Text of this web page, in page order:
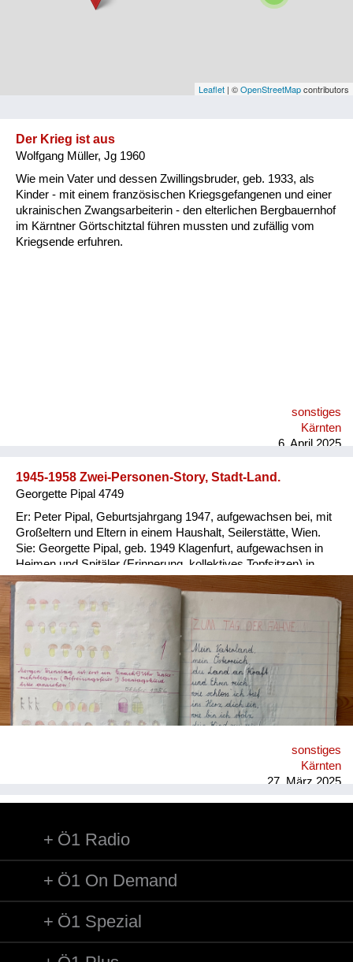
Vorarlberg
Kategorie
Besatzungsmächte
Frauen, Mütter, Kinder
Wohnen
Leaflet | ©OpenStreetMapcontributors
Der Krieg ist aus
Wolfgang Müller, Jg 1960
Wie mein Vater und dessen Zwillingsbruder, geb. 1933, als
Kinder - mit einem französischen Kriegsgefangenen und einer
ukrainischen Zwangsarbeiterin - den elterlichen Bergbauernhof
im Kärntner Görtschitztal führen mussten und zufällig vom
Kriegsende erfuhren.
sonstiges
Kärnten
6. April 2025
1945-1958 Zwei-Personen-Story, Stadt-Land.
Georgette Pipal 4749
Er: Peter Pipal, Geburtsjahrgang 1947, aufgewachsen bei, mit
Großeltern und Eltern in einem Haushalt, Seilerstätte, Wien.
Sie: Georgette Pipal, geb. 1949 Klagenfurt, aufgewachsen in
Heimen und Spitäler (Erinnerung, kollektives Topfsitzen) in
Wien und NÖ, 1954/56 Adoptivfamilie. Er: Ein wohlbehütetes,
wohlgenährtes, übergewichtiges Kind; die Meinung der
abgemagerten Groß-Eltern, man braucht Reserven für alle
Fälle. Sie: 1951 abgenommenes, abgegebenes
Besatzungskind (Vater Brite, Mutter Deutsche in Ö.), in
Kinder-übernahmestelle der Stadt Wien, Lustkandelgasse
gelandet; Eltern und Adoption unbekannt; nach später
Recherche via Jugendamt Wien 1997 und Rotes Kreuz 2014
Daten zur eigenen Person erhalten. Er: Als Kind striktes
Verbot, wegen Verletzungsgefahr, Gebäuderuinen zu betreten;
gerodelt, auch im nahen Stadtpark; on top im Wohnhaus
wurden Hühner und Hasen gehalten, das Nebenhaus war eine
sonstiges
Kärnten
27. März 2025
Ö1 Radio
Ö1 On Demand
Ö1 Spezial